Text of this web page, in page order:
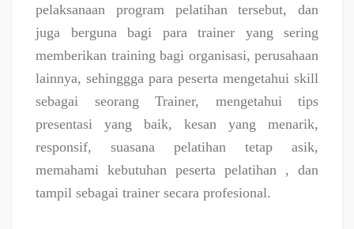
pelaksanaan program pelatihan tersebut, dan
juga berguna bagi para trainer yang sering
memberikan training bagi organisasi, perusahaan
lainnya, sehinggga para peserta mengetahui skill
sebagai seorang Trainer, mengetahui tips
presentasi yang baik, kesan yang menarik,
responsif, suasana pelatihan tetap asik,
memahami kebutuhan peserta pelatihan , dan
tampil sebagai trainer secara profesional.